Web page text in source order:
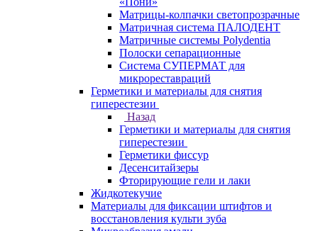
Матрицы-колпачки светопрозрачные
Матричная система ПАЛОДЕНТ
Матричные системы Polydentia
Полоски сепарационные
Система СУПЕРМАТ для
микрореставраций
Герметики и материалы для снятия
гиперестезии
Назад
Герметики и материалы для снятия
гиперестезии
Герметики фиссур
Десенситайзеры
Фторирующие гели и лаки
Жидкотекучие
Материалы для фиксации штифтов и
восстановления культи зуба